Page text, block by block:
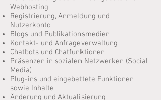
Webhosting
Registrierung, Anmeldung und
Nutzerkonto
Blogs und Publikationsmedien
Kontakt- und Anfrageverwaltung
Chatbots und Chatfunktionen
Präsenzen in sozialen Netzwerken (Social
Media)
Plug-ins und eingebettete Funktionen
sowie Inhalte
Änderung und Aktualisierung